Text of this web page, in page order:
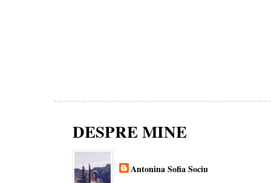
DESPRE MINE
Antonina Sofia Sociu